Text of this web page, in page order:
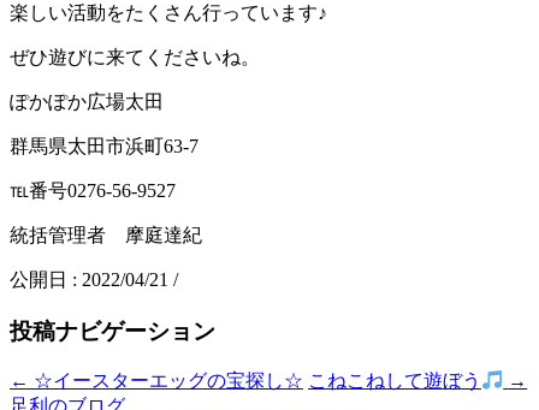
楽しい活動をたくさん行っています♪
ぜひ遊びに来てくださいね。
ぽかぽか広場太田
群馬県太田市浜町63-7
℡番号0276-56-9527
統括管理者 摩庭達紀
公開日 : 2022/04/21 /
投稿ナビゲーション
← ☆イースターエッグの宝探し☆ こねこねして遊ぼう
→